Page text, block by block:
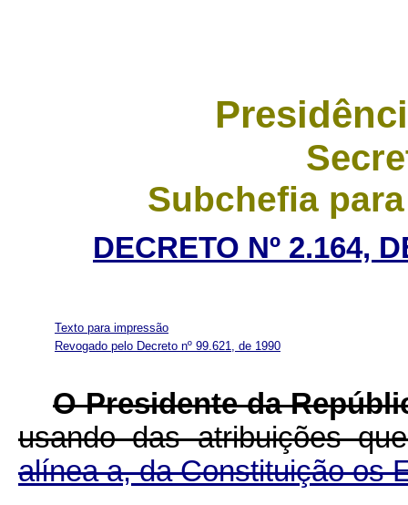
Subchefia
DECRETO Nº 2.164,
Texto para impressão
Revogado pelo Decreto nº 99.621, de 1990
O Presidente da
usando das atribuições
alínea a, da Constituição os